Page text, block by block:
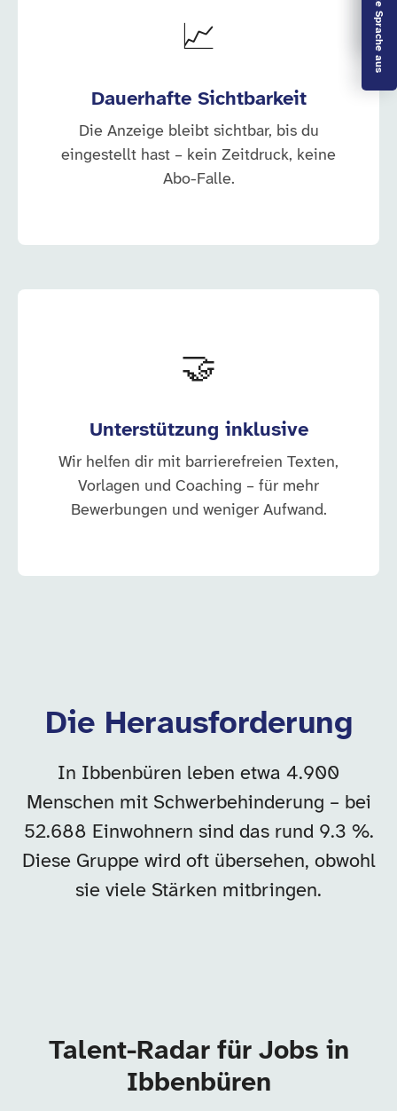
Leichte Sprache aus
📈
Dauerhafte Sichtbarkeit
Die Anzeige bleibt sichtbar, bis du
eingestellt hast – kein Zeitdruck, keine
Abo-Falle.
🤝
Unterstützung inklusive
Wir helfen dir mit barrierefreien Texten,
Vorlagen und Coaching – für mehr
Bewerbungen und weniger Aufwand.
Die Herausforderung
In Ibbenbüren leben etwa 4.900
Menschen mit Schwerbehinderung – bei
52.688 Einwohnern sind das rund 9.3 %.
Diese Gruppe wird oft übersehen, obwohl
sie viele Stärken mitbringen.
Talent-Radar für Jobs in
Ibbenbüren